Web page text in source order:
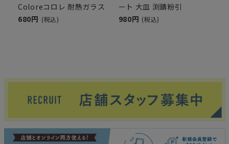
Coloreコロレ 耐熱ガラス
680円 (税込)
ート 大皿 渕錆粉引
980円 (税込)